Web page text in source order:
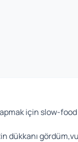
için slow-
dükkanı